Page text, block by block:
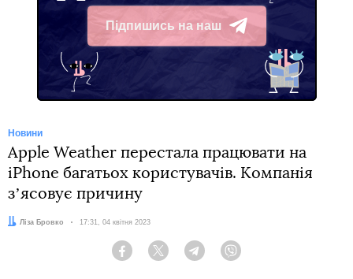
Підпишись на наш
Telegram
Новини
Apple Weather перестала працювати на
iPhone багатьох користувачів. Компанія
зʼясовує причину
Автор:
Ліза Бровко Дата:
17:31, 04 квітня 2023
Facebook Twitter Telegram